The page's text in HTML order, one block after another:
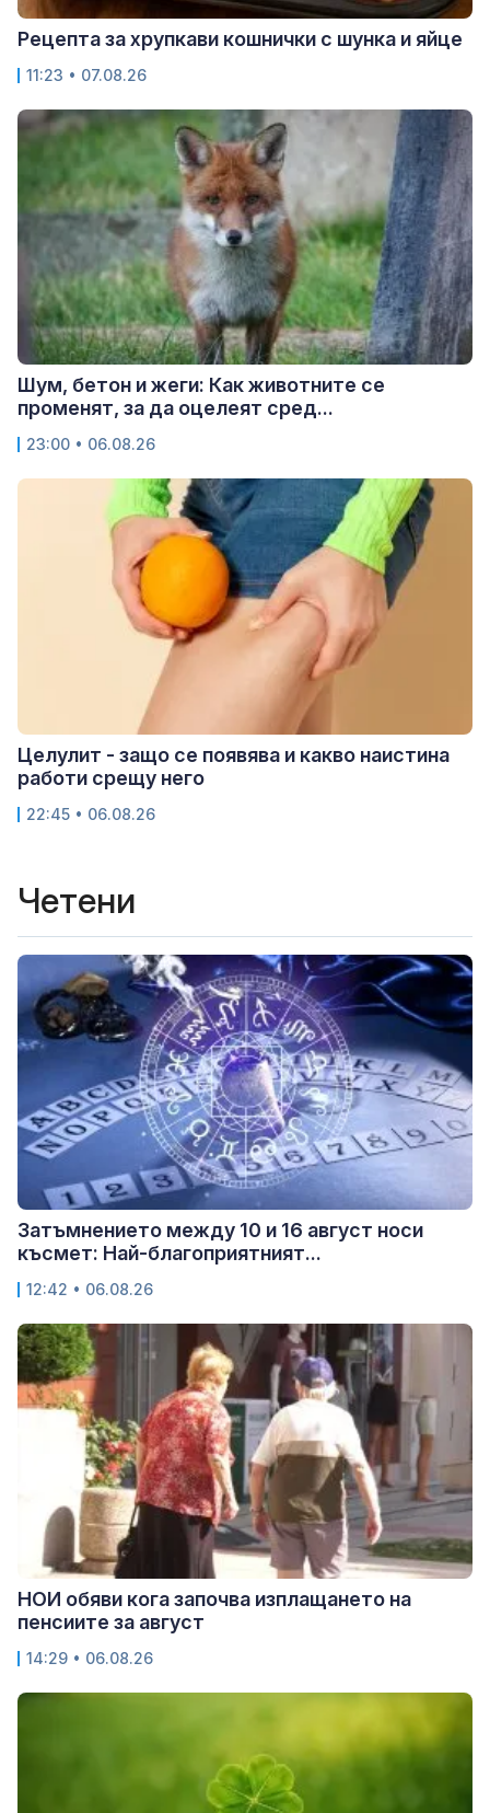
Рецепта за хрупкави кошнички с шунка и яйце
11:23 • 07.08.26
Шум, бетон и жеги: Как животните се
променят, за да оцелеят сред...
23:00 • 06.08.26
Целулит - защо се появява и какво наистина
работи срещу него
22:45 • 06.08.26
Четени
Затъмнението между 10 и 16 август носи
късмет: Най-благоприятният...
12:42 • 06.08.26
НОИ обяви кога започва изплащането на
пенсиите за август
14:29 • 06.08.26